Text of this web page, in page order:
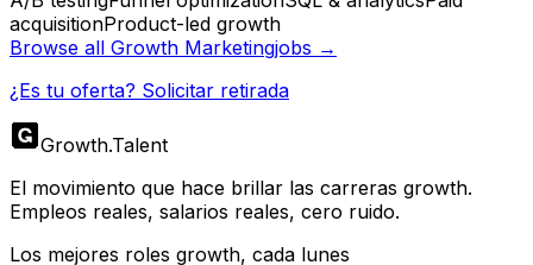
acquisitionProduct-led growth
Browse all Growth Marketingjobs →
¿Es tu oferta? Solicitar retirada
Growth.Talent
El movimiento que hace brillar las carreras growth.
Empleos reales, salarios reales, cero ruido.
Los mejores roles growth, cada lunes